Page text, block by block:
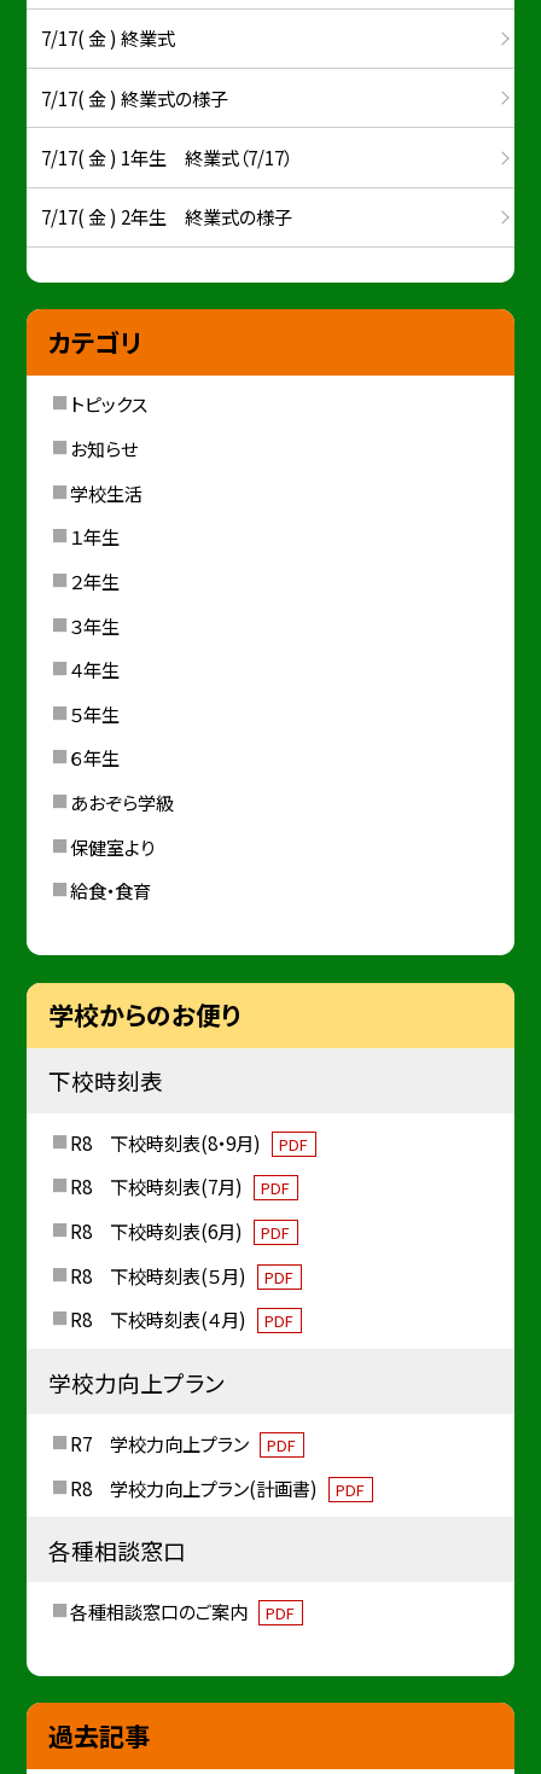
7/17( 金 ) 終業式
7/17( 金 ) 終業式の様子
7/17( 金 ) 1年生 終業式（7/17）
7/17( 金 ) 2年生 終業式の様子
カテゴリ
トピックス
お知らせ
学校生活
１年生
２年生
３年生
４年生
５年生
６年生
あおぞら学級
保健室より
給食・食育
学校からのお便り
下校時刻表
R8 下校時刻表(8・9月) PDF
R8 下校時刻表(7月) PDF
R8 下校時刻表(6月) PDF
R8 下校時刻表(５月) PDF
R8 下校時刻表(４月) PDF
学校力向上プラン
R7 学校力向上プラン PDF
R8 学校力向上プラン(計画書) PDF
各種相談窓口
各種相談窓口のご案内 PDF
過去記事